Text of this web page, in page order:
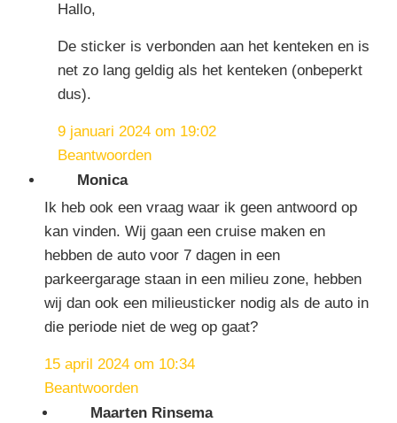
Hallo,
De sticker is verbonden aan het kenteken en is
net zo lang geldig als het kenteken (onbeperkt
dus).
9 januari 2024 om 19:02
Beantwoorden
Monica
Ik heb ook een vraag waar ik geen antwoord op
kan vinden. Wij gaan een cruise maken en
hebben de auto voor 7 dagen in een
parkeergarage staan in een milieu zone, hebben
wij dan ook een milieusticker nodig als de auto in
die periode niet de weg op gaat?
15 april 2024 om 10:34
Beantwoorden
Maarten Rinsema